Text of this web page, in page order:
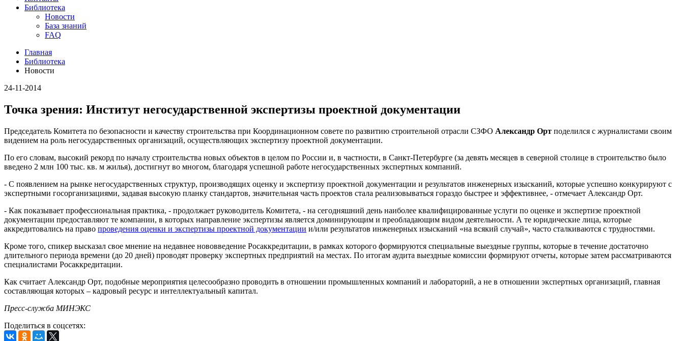
Библиотека
Новости
База знаний
FAQ
Главная
Библиотека
Новости
24-11-2014
Точка зрения: Институт негосударственной экспертизы проектной документации
Председатель Комитета по безопасности и качеству строительства при Координационном совете по развитию строительной отрасли СЗФО Александр Орт поделился с журналистами своим
видением на роль негосударственных организаций, осуществляющих экспертизу проектной документации.
По его словам, высокий рекорд по началу строительства новых объектов в целом по России и, в частности, в Санкт-Петербурге (за девять месяцев в северной столице в строительство было
введено 2 млн 100 тыс. кв. м жилья), достигнут во многом, благодаря успешной работе негосударственных экспертных компаний.
- С появлением на рынке негосударственных структур, производящих оценку и экспертизу проектной документации и результатов инженерных изысканий, которые успешно конкурируют с
экспертными госорганизациями, задавая высокую планку стандартов, значительная часть проектов стала реализовываться гораздо быстрее и эффективнее, - отмечает Александр Орт.
- Как показывает профессиональная практика, - продолжает руководитель Комитета, - на сегодняшний день наиболее квалифицированные услуги по оценке и экспертизе проектной
документации предоставляют те компании, в которых направление экспертизы является доминирующим и преобладающим видом деятельности. А те юридические лица, которые
аккредитовались на право проведения оценки и экспертизы проектной документации и/или результатов инженерных изысканий «на всякий случай», часто сталкиваются с трудностями.
Кроме того, спикер высказал свое мнение на недавнее нововведение Росаккредитации, в рамках которого формируются специальные выездные группы, которые в течение достаточно
длительного периода времени (до 20 дней) проводят проверку экспертных предприятий на местах. По итогам аудита выездные комиссии формируют отчеты, которые затем рассматриваются
специалистами Росаккредитации.
Как считает Александр Орт, подобные мероприятия целесообразно проводить в отношении промышленных компаний и лабораторий, а не в отношении экспертных организаций, главная
составляющая которых – кадровый ресурс и интеллектуальный капитал.
Пресс-служба МИНЭКС
Поделиться в соцсетях: